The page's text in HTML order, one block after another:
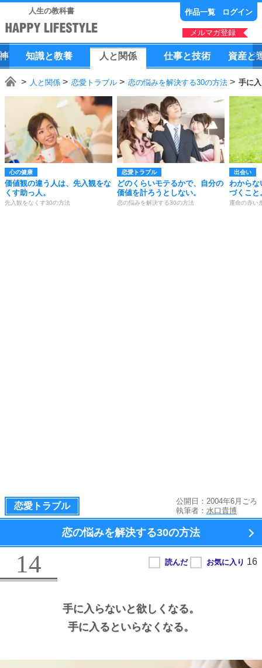
人生の教科書 作品一覧 ログイン
メルマガ登録
知識と教養 人 と 関係 仕事と技術 資産と
人と関係 恋愛トラブル 恋の悩みを解決する30の方法 手に
心の健康
価値観の違う人は、先入観をな
くす助っ人。
先入観をなくす30の方法
恋愛トラブル
どのくらいモテるかで、自分の
価値を計ろうとしない。
恋の悩みを解決する30の方法
出会い
わからな
づくこと
運命の赤い
恋愛トラブル
公開日：2004年6月ごろ
執筆者： 水口貴博
恋の悩みを解決する30の方法
14
手に入らないと欲しくなる。
手に入るといらなくなる。